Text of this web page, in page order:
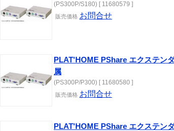
(PS300P/S180) [ 11680579 ]
販売価格 お問合せ
PLAT'HOME PShare エクステン
属
(PS300P/P300) [ 11680580 ]
販売価格 お問合せ
PLAT'HOME PShare エクステン